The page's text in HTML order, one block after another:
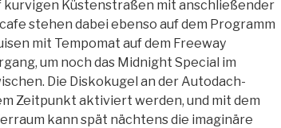
kurvigen Küstenstraßen mit anschließender
stehen dabei ebenso auf dem Programm
mit Tempomat auf dem Freeway
um noch das Midnight Special im
Die Diskokugel an der Autodach-
Zeitpunkt aktiviert werden, und mit dem
kann spät nächtens die imaginäre